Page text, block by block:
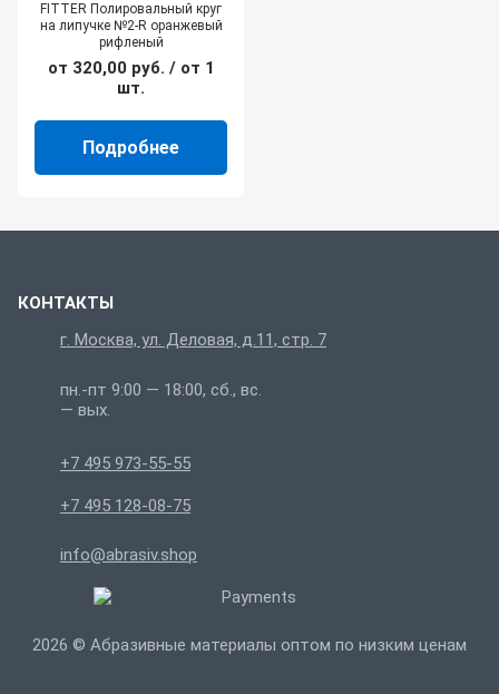
FITTER Полировальный круг
на липучке №2-R оранжевый
рифленый
от 320,00 руб. / от 1
шт.
Подробнее
КОНТАКТЫ
г. Москва, ул. Деловая, д.11, стр. 7
пн.-пт 9:00 — 18:00, сб., вс.
— вых.
+7 495 973-55-55
+7 495 128-08-75
info@abrasiv.shop
2026 © Абразивные материалы оптом по низким ценам